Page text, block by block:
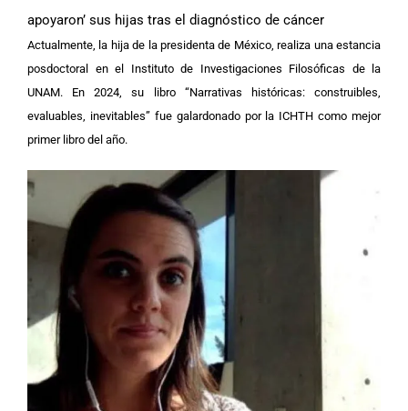
apoyaron’ sus hijas tras el diagnóstico de cáncer
Actualmente, la hija de la presidenta de México, realiza una estancia
posdoctoral en el Instituto de Investigaciones Filosóficas de la
UNAM. En 2024, su libro “Narrativas históricas: construibles,
evaluables, inevitables” fue galardonado por la ICHTH como mejor
primer libro del año.